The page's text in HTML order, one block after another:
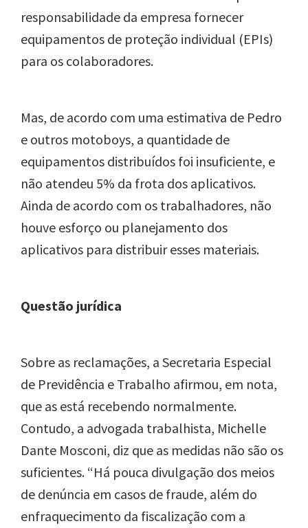
responsabilidade da empresa fornecer
equipamentos de proteção individual (EPIs)
para os colaboradores.
Mas, de acordo com uma estimativa de Pedro
e outros motoboys, a quantidade de
equipamentos distribuídos foi insuficiente, e
não atendeu 5% da frota dos aplicativos.
Ainda de acordo com os trabalhadores, não
houve esforço ou planejamento dos
aplicativos para distribuir esses materiais.
Questão jurídica
Sobre as reclamações, a Secretaria Especial
de Previdência e Trabalho afirmou, em nota,
que as está recebendo normalmente.
Contudo, a advogada trabalhista, Michelle
Dante Mosconi, diz que as medidas não são os
suficientes. “Há pouca divulgação dos meios
de denúncia em casos de fraude, além do
enfraquecimento da fiscalização com a